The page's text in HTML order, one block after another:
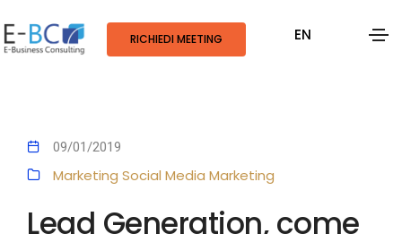
RICHIEDI MEETING EN
09/01/2019
Marketing Social Media Marketing
Lead Generation, come